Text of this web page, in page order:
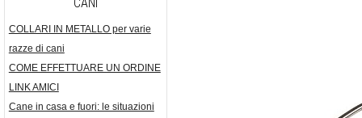
COLLARI IN METALLO per varie
razze di cani
COME EFFETTUARE UN ORDINE
LINK AMICI
Cane in casa e fuori: le situazioni